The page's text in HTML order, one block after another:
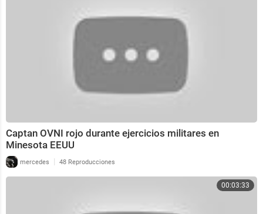
Captan OVNI rojo durante ejercicios militares en
Minesota EEUU
mercedes | 48 Reproducciones
00:03:33